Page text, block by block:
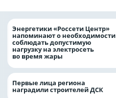
Энергетики «Россети Центр»
напоминают о необходимости
соблюдать допустимую
нагрузку на электросеть
во время жары
Первые лица региона
наградили строителей ДСК